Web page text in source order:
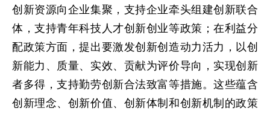
创新资源向企业集聚，支持企业牵头组建创新联合
体，支持青年科技人才创新创业等政策；在利益分
配政策方面，提出要激发创新创造动力活力，以创
新能力、质量、实效、贡献为评价导向，实现创新
者多得，支持勤劳创新合法致富等措施。这些蕴含
创新理念、创新价值、创新体制和创新机制的政策